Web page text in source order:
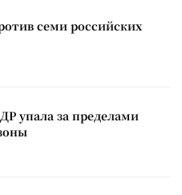
семи российских
упала за пределами